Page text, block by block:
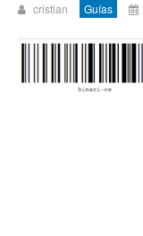
cristian Guías